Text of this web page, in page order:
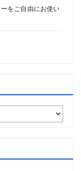
をご自由にお使い